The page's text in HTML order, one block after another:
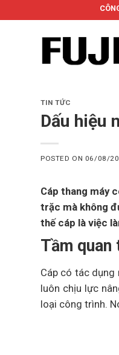
to
CÔNG TY CỔ PHẦN
TIN TỨC
Dấu hiệu
POSTED ON 06/08/
Cáp thang máy
trặc mà không
thế cáp là việc
Tầm quan
Cáp có tác dụng
luôn chịu lực
loại công trình.